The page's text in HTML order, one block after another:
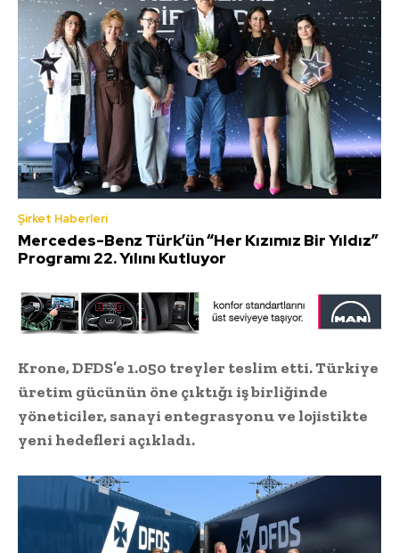
Şirket Haberleri
Mercedes-Benz Türk’ün “Her Kızımız Bir Yıldız”
Programı 22. Yılını Kutluyor
Krone, DFDS’e 1.050 treyler teslim etti. Türkiye
üretim gücünün öne çıktığı iş birliğinde
yöneticiler, sanayi entegrasyonu ve lojistikte
yeni hedefleri açıkladı.